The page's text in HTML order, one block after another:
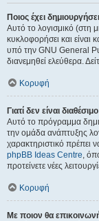
Ποιος έχει
Αυτό το λογισμικό (στη
κυκλοφορήσει και
υπό την GNU General
διανεμηθεί ελεύθερα.
Κορυφή
Γιατί δεν είναι
Αυτό το πρόγραμμα
την ομάδα ανάπτυξης
χαρακτηριστικό πρέπει
phpBB Ideas Centre,
προτείνετε νέες
Κορυφή
Με ποιον θα